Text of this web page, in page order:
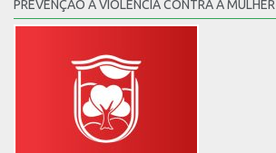
PREVENÇÃO À VIOLÊNCIA CONTRA A MULHER